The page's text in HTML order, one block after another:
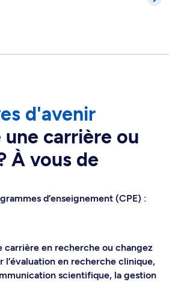
d'avenir
une carrière ou
À vous de
d’enseignement (CPE) :
carrière en recherche ou changez
l’évaluation en recherche clinique,
scientifique, la gestion